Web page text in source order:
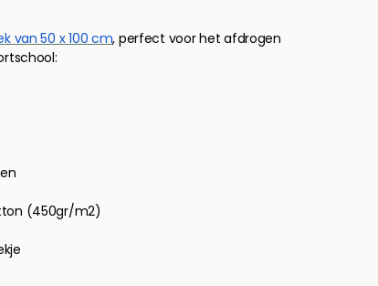
van 50 x 100 cm, perfect voor het afdrogen
(450gr/m2)